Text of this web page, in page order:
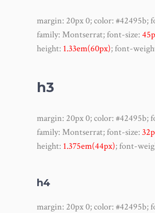
margin: 20px 0;color: #42495b;
family: Montserrat;font-size:
height: 1.33em(60px); font-
h3
margin: 20px 0;color: #42495b;
family: Montserrat;font-size:
height: 1.375em(44px); font-
h4
margin: 20px 0;color: #42495b;